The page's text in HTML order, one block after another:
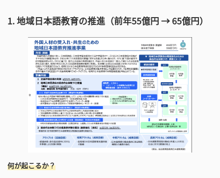
1. 地域日本語教育の推進（前年55億円 → 65億円）
何が起こるか？